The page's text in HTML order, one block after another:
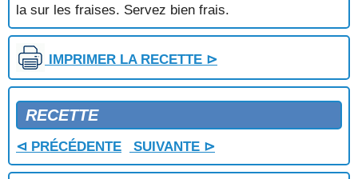
GALETTE FOURREE
GALETTE FOURREE NICOISE
GALETTE PEROUGIENNE
GATEAU A LA CREME FRAICHE
GATEAU A LA RHUBARBE
GATEAU A L'ANANAS
GATEAU ALEXANDRA
GATEAU AMANDINE
GATEAU AU CHOCOLAT
la sur les fraises. Servez bien frais.
IMPRIMER LA RECETTE ⊳
RECETTE
⊲ PRÉCÉDENTE SUIVANTE ⊳